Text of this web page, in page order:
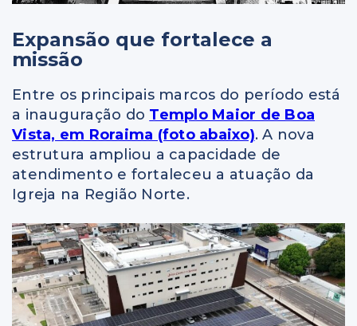
Expansão que fortalece a
missão
Entre os principais marcos do período está
a inauguração do Templo Maior de Boa
Vista, em Roraima (foto abaixo). A nova
estrutura ampliou a capacidade de
atendimento e fortaleceu a atuação da
Igreja na Região Norte.